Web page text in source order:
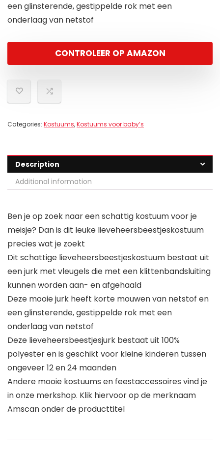
een glinsterende, gestippelde rok met een
onderlaag van netstof
CONTROLEER OP AMAZON
Categories: Kostuums,Kostuums voor baby’s
Description
Additional information
Ben je op zoek naar een schattig kostuum voor je
meisje? Dan is dit leuke lieveheersbeestjeskostuum
precies wat je zoekt
Dit schattige lieveheersbeestjeskostuum bestaat uit
een jurk met vleugels die met een klittenbandsluiting
kunnen worden aan- en afgehaald
Deze mooie jurk heeft korte mouwen van netstof en
een glinsterende, gestippelde rok met een
onderlaag van netstof
Deze lieveheersbeestjesjurk bestaat uit 100%
polyester en is geschikt voor kleine kinderen tussen
ongeveer 12 en 24 maanden
Andere mooie kostuums en feestaccessoires vind je
in onze merkshop. Klik hiervoor op de merknaam
Amscan onder de producttitel